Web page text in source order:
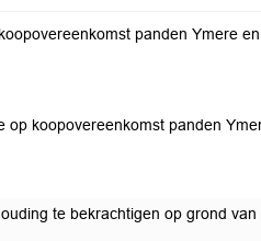
panden Ymere
op koopovereenkomst panden
te bekrachtigen op grond